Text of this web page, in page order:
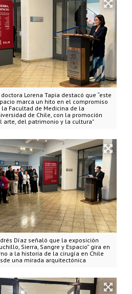
doctora Lorena Tapia destacó que “este
marca un hito en el compromiso
la Facultad de Medicina de la
de Chile, con la promoción
arte, del patrimonio y la cultura"
Díaz señaló que la exposición
Sierra, Sangre y Espacio” gira en
a la historia de la cirugía en Chile
una mirada arquitectónica